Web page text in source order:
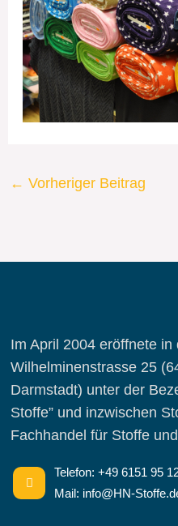
← Vorheriger Beitrag
Im April 2004 eröffnete in
Wilhelminenstrasse 25
Darmstadt) unter der
Stoffe” und inzwischen
Fachhandel für Stoffe
Telefon: +49 6151 95
Mail: info@HN-